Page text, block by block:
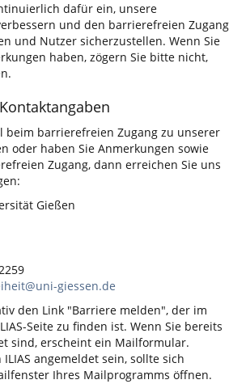
dafür ein, unsere
und den barrierefreien Zugang
und Nutzer sicherzustellen. Wenn Sie
haben, zögern Sie bitte nicht,
beim barrierefreien Zugang zu unserer
oder haben Sie Anmerkungen sowie
Zugang, dann erreichen Sie uns
Gießen
giessen.de
den Link "Barriere melden", der im
Seite zu finden ist. Wenn Sie bereits
sind, erscheint ein Mailformular.
angemeldet sein, sollte sich
Ihres Mailprogramms öffnen.